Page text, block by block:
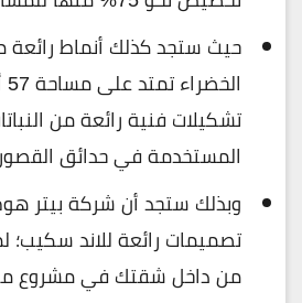
حيث ستجد كذلك أنماط رائعة
تشكيلات فنية رائعة من
المستخدمة في حدائق القصور
وبذلك ستجد أن شركة بيتر
تصميمات رائعة للاند سكيب؛
من داخل شقتك في مشروع